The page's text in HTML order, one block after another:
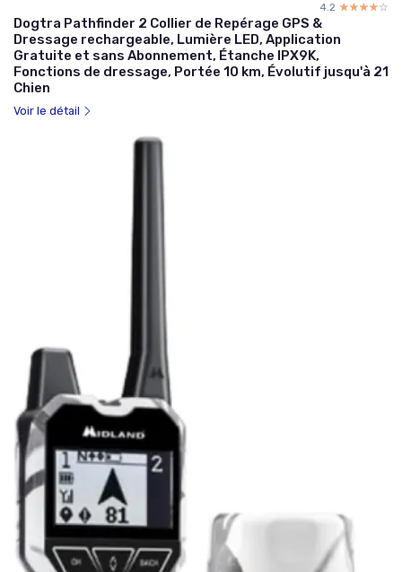
4.2 ☆☆☆☆☆
★★★★★
Dogtra Pathfinder 2 Collier de Repérage GPS &
Dressage rechargeable, Lumière LED, Application
Gratuite et sans Abonnement, Étanche IPX9K,
Fonctions de dressage, Portée 10 km, Évolutif jusqu'à 21
Chien
Voir le détail